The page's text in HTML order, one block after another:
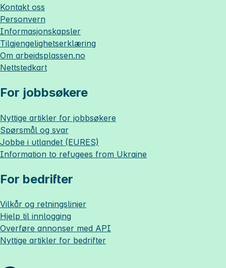
Kontakt oss
Personvern
Informasjonskapsler
Tilgjengelighetserklæring
Om arbeidsplassen.no
Nettstedkart
For jobbsøkere
Nyttige artikler for jobbsøkere
Spørsmål og svar
Jobbe i utlandet (EURES)
Information to refugees from Ukraine
For bedrifter
Vilkår og retningslinjer
Hjelp til innlogging
Overføre annonser med API
Nyttige artikler for bedrifter